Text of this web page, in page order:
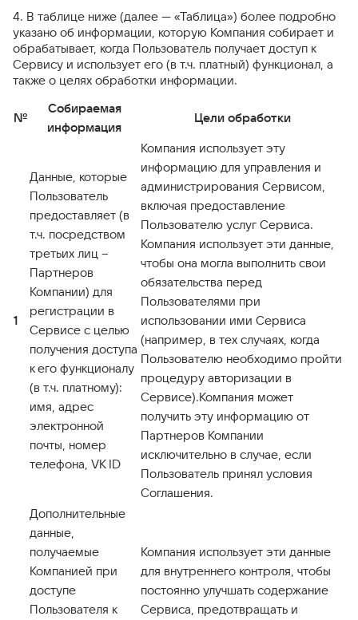
4. В таблице ниже (далее — «Таблица») более подробно
указано об информации, которую Компания собирает и
обрабатывает, когда Пользователь получает доступ к
Сервису и использует его (в т.ч. платный) функционал, а
также о целях обработки информации.
№
Собираемая
информация
Цели обработки
1
Данные, которые
Пользователь
предоставляет (в
т.ч. посредством
третьих лиц –
Партнеров
Компании) для
регистрации в
Сервисе с целью
получения доступа
к его функционалу
(в т.ч. платному):
имя, адрес
электронной
почты, номер
телефона, VK ID
Компания использует эту
информацию для управления и
администрирования Сервисом,
включая предоставление
Пользователю услуг Сервиса.
Компания использует эти данные,
чтобы она могла выполнить свои
обязательства перед
Пользователями при
использовании ими Сервиса
(например, в тех случаях, когда
Пользователю необходимо пройти
процедуру авторизации в
Сервисе).Компания может
получить эту информацию от
Партнеров Компании
исключительно в случае, если
Пользователь принял условия
Соглашения.
Дополнительные
данные,
получаемые
Компанией при
доступе
Пользователя к
Компания использует эти данные
для внутреннего контроля, чтобы
постоянно улучшать содержание
Сервиса, предотвращать и